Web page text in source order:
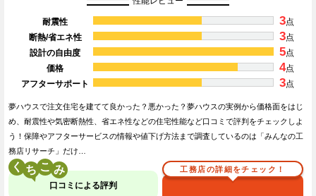
耐震性 3点
断熱/省エネ性
3点
設計の自由度
5点
価格
4点
アフターサポート
3点
夢ハウスで注文住宅を建てて良かった？悪かった？夢ハウスの実例から価格面をはじ
め、耐震性や気密断熱性、省エネ性などの住宅性能など口コミで評判をチェックしよ
う！保障やアフターサービスの情報や値下げ方法まで調査しているのは「みんなの工
務店リサーチ」だけ…
く こ
口コミによる評判
工務店の詳細をチェック！